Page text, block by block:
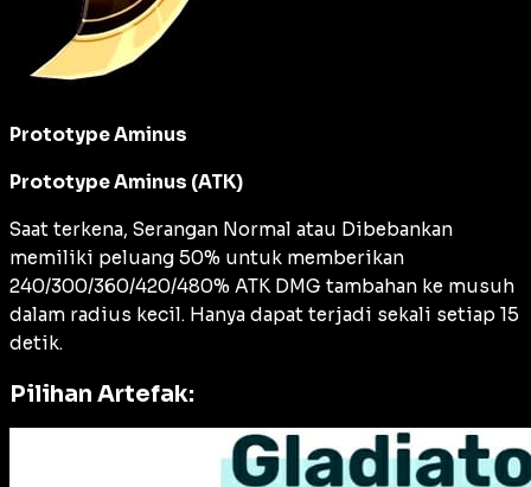
Prototype Aminus
Prototype Aminus (ATK)
Saat terkena, Serangan Normal atau Dibebankan
memiliki peluang 50% untuk memberikan
240/300/360/420/480% ATK DMG tambahan ke musuh
dalam radius kecil. Hanya dapat terjadi sekali setiap 15
detik.
Pilihan Artefak: